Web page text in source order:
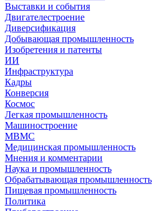
Выставки и события
Двигателестроение
Диверсификация
Добывающая промышленность
Изобретения и патенты
ИИ
Инфраструктура
Кадры
Конверсия
Космос
Легкая промышленность
Машиностроение
МВМС
Медицинская промышленность
Мнения и комментарии
Наука и промышленность
Обрабатывающая промышленность
Пищевая промышленность
Политика